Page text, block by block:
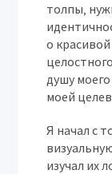
толпы‚
о
душу
моей
Я начал с
изучал их